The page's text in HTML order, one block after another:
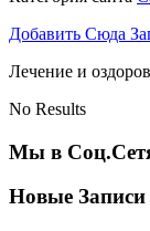
Добавить Сюда
Лечение и
No Results
Мы в
Новые Записи